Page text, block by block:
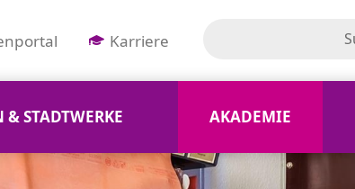
Karriere
STADTWERKE AKADEMIE